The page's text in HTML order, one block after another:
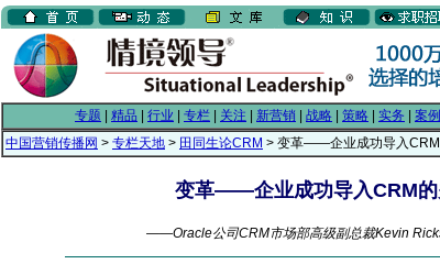
专题 精品 行业 专栏 关注 新营销 战略 策略 实务 案例
中国营销传播网 > 专栏天地 > 田同生论CRM > 变革——企业成功导入
变革——企业成功导入CRM的
——Oracle公司CRM市场部高级副总裁Kevin